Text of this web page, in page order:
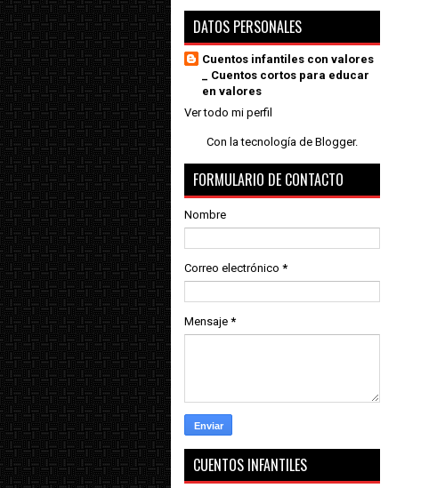
DATOS PERSONALES
Cuentos infantiles con valores
_ Cuentos cortos para educar
en valores
Ver todo mi perfil
Con la tecnología de Blogger.
FORMULARIO DE CONTACTO
Nombre
Correo electrónico *
Mensaje *
CUENTOS INFANTILES